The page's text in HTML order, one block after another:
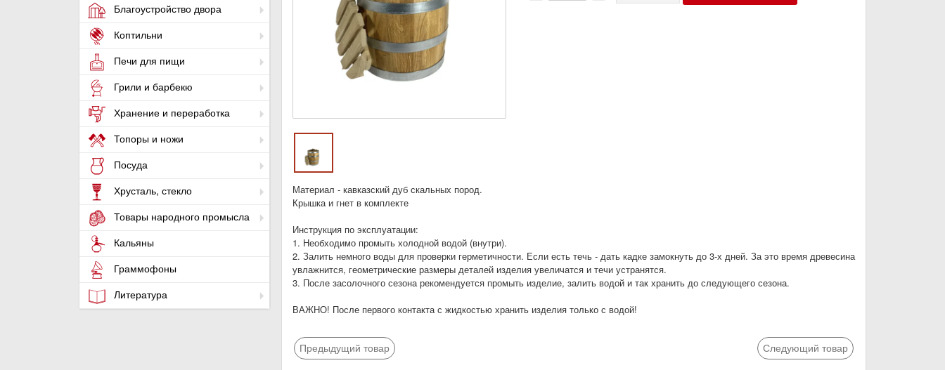
Благоустройство двора
Коптильни
Печи для пищи
Грили и барбекю
Хранение и переработка
Топоры и ножи
Посуда
Хрусталь, стекло
Товары народного промысла
Кальяны
Граммофоны
Литература
Материал - кавказский дуб скальных пород.
Крышка и гнет в комплекте
Инструкция по эксплуатации:
1. Необходимо промыть холодной водой (внутри).
2. Залить немного воды для проверки герметичности. Если есть течь - дать кадке замокнуть до 3-х дней. За это время древесина
увлажнится, геометрические размеры деталей изделия увеличатся и течи устранятся.
3. После засолочного сезона рекомендуется промыть изделие, залить водой и так хранить до следующего сезона.
ВАЖНО! После первого контакта с жидкостью хранить изделия только с водой!
Предыдущий товар Следующий товар